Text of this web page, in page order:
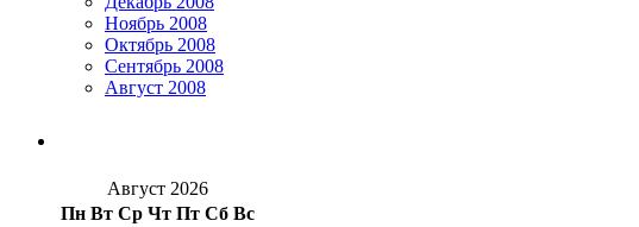
Ноябрь 2008
Октябрь 2008
Сентябрь 2008
Август 2008
Август 2026
Пн Вт Ср Чт Пт Сб Вс